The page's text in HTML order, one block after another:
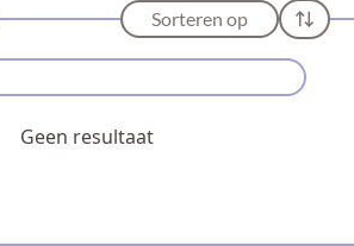
Sorteren op
Geen resultaat